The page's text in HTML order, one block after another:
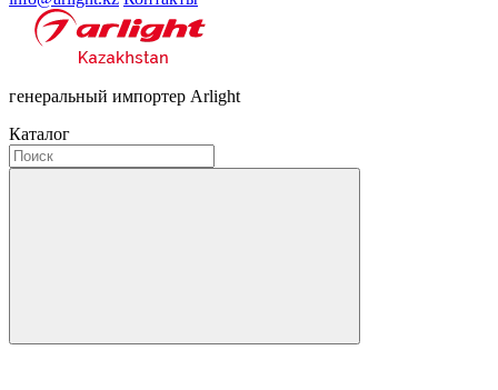
генеральный импортер Arlight
Каталог